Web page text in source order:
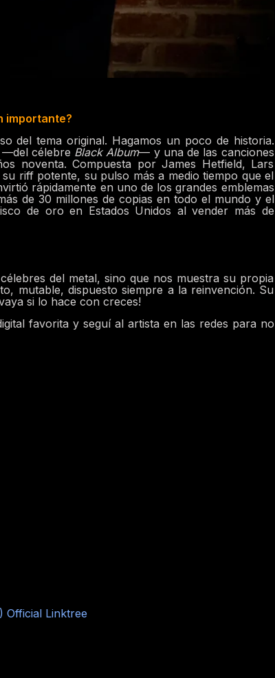
importante?
del tema original. Hagamos un poco de historia.
—del célebre Black Album— y una de las canciones
noventa. Compuesta por James Hetfield, Lars
riff potente, su pulso más a medio tiempo que el
rápidamente en uno de los grandes emblemas
de 30 millones de copias en todo el mundo y el
de oro en Estados Unidos al vender más de
del metal, sino que nos muestra su propia
mutable, dispuesto siempre a la reinvención. Su
si lo hace con creces!
favorita y seguí al artista en las redes para no
Official Linktree